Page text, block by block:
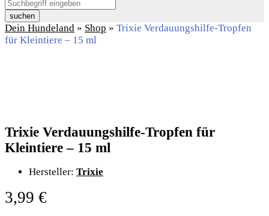
suchen
Dein Hundeland » Shop » Trixie Verdauungshilfe-Tropfen
für Kleintiere – 15 ml
Trixie Verdauungshilfe-Tropfen für
Kleintiere – 15 ml
Hersteller: Trixie
3,99 €